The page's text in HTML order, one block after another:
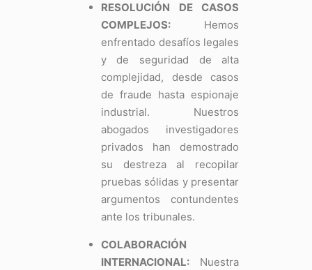
RESOLUCIÓN DE CASOS
COMPLEJOS:Hemos
enfrentado desafíos legales
y de seguridad de alta
complejidad, desde casos
de fraude hasta espionaje
industrial. Nuestros
abogados investigadores
privados han demostrado
su destreza al recopilar
pruebas sólidas y presentar
argumentos contundentes
ante los tribunales.
COLABORACIÓN
INTERNACIONAL:Nuestra